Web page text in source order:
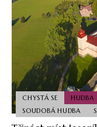
CHYSTÁ SE HUDBA
SOUDOBÁ HUDBA